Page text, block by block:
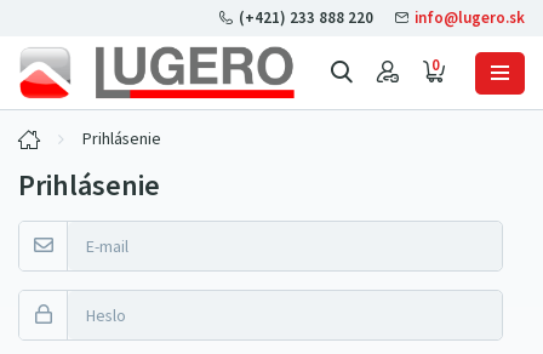
0
(+421) 233 888 220 info@lugero.sk
Prihlásenie
Prihlásenie